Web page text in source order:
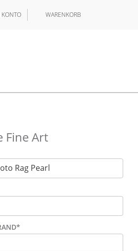
WARENKORB
Fine Art
*